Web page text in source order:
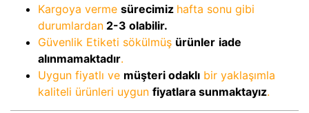
Kargoya verme sürecimiz hafta sonu gibi
durumlardan 2-3 olabilir.
Güvenlik Etiketi sökülmüş ürünler iade
alınmamaktadır.
Uygun fiyatlı ve müşteri odaklı bir yaklaşımla
kaliteli ürünleri uygun fiyatlara sunmaktayız.